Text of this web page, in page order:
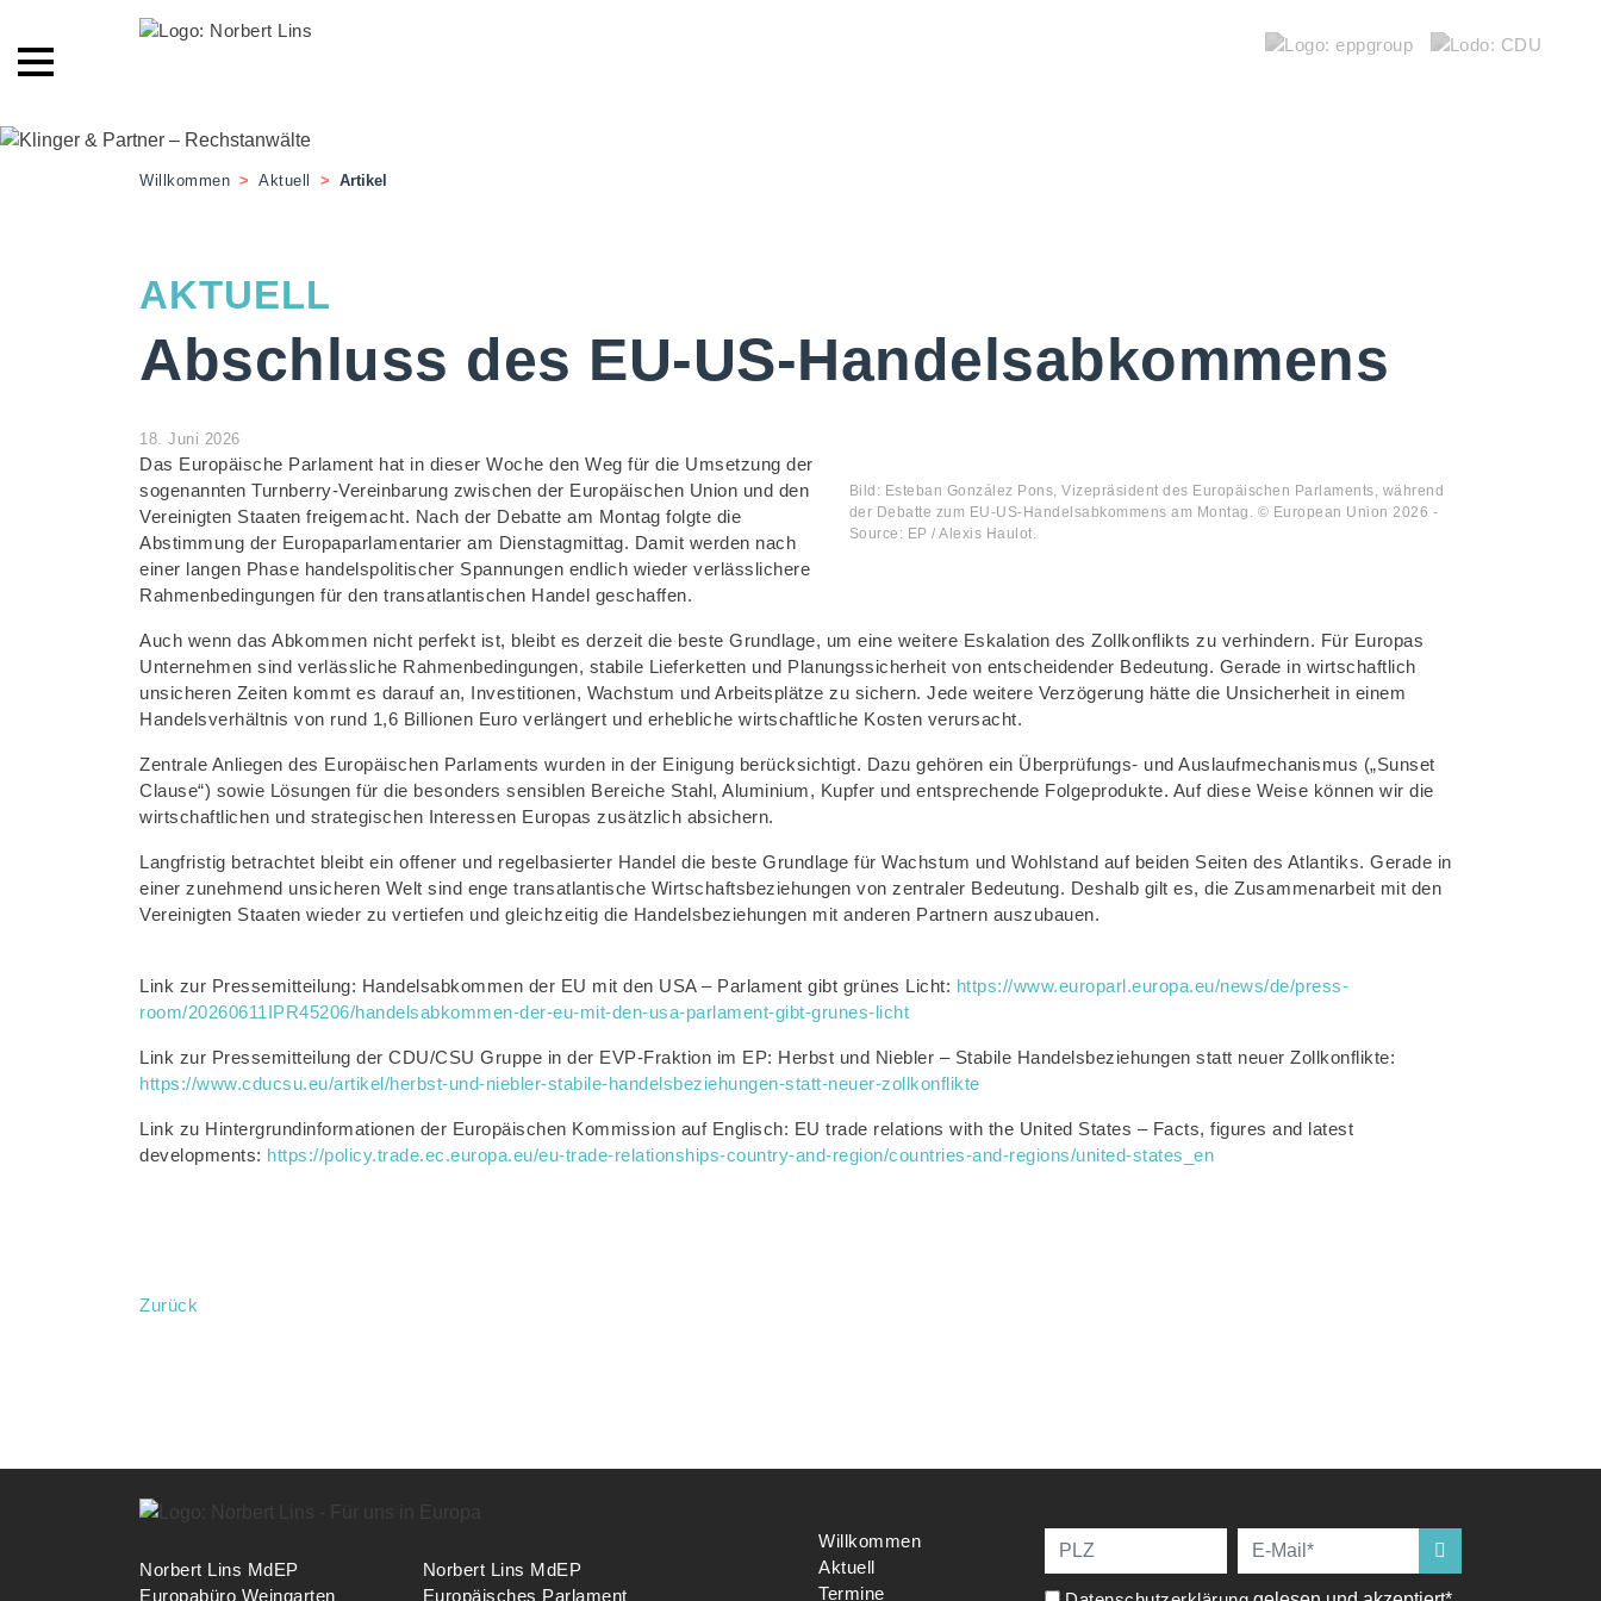
Willkommen > Aktuell > Artikel
AKTUELL
Abschluss des EU-US-Handelsabkommens
18. Juni 2026
Bild: Esteban González Pons, Vizepräsident des Europäischen Parlaments, während
der Debatte zum EU-US-Handelsabkommens am Montag. © European Union 2026 -
Source: EP / Alexis Haulot.
Das Europäische Parlament hat in dieser Woche den Weg für die Umsetzung der
sogenannten Turnberry-Vereinbarung zwischen der Europäischen Union und den
Vereinigten Staaten freigemacht. Nach der Debatte am Montag folgte die
Abstimmung der Europaparlamentarier am Dienstagmittag. Damit werden nach
einer langen Phase handelspolitischer Spannungen endlich wieder verlässlichere
Rahmenbedingungen für den transatlantischen Handel geschaffen.
Auch wenn das Abkommen nicht perfekt ist, bleibt es derzeit die beste Grundlage, um eine weitere Eskalation des Zollkonflikts zu verhindern. Für Europas
Unternehmen sind verlässliche Rahmenbedingungen, stabile Lieferketten und Planungssicherheit von entscheidender Bedeutung. Gerade in wirtschaftlich
unsicheren Zeiten kommt es darauf an, Investitionen, Wachstum und Arbeitsplätze zu sichern. Jede weitere Verzögerung hätte die Unsicherheit in einem
Handelsverhältnis von rund 1,6 Billionen Euro verlängert und erhebliche wirtschaftliche Kosten verursacht.
Zentrale Anliegen des Europäischen Parlaments wurden in der Einigung berücksichtigt. Dazu gehören ein Überprüfungs- und Auslaufmechanismus („Sunset
Clause“) sowie Lösungen für die besonders sensiblen Bereiche Stahl, Aluminium, Kupfer und entsprechende Folgeprodukte. Auf diese Weise können wir die
wirtschaftlichen und strategischen Interessen Europas zusätzlich absichern.
Langfristig betrachtet bleibt ein offener und regelbasierter Handel die beste Grundlage für Wachstum und Wohlstand auf beiden Seiten des Atlantiks. Gerade in
einer zunehmend unsicheren Welt sind enge transatlantische Wirtschaftsbeziehungen von zentraler Bedeutung. Deshalb gilt es, die Zusammenarbeit mit den
Vereinigten Staaten wieder zu vertiefen und gleichzeitig die Handelsbeziehungen mit anderen Partnern auszubauen.
Link zur Pressemitteilung: Handelsabkommen der EU mit den USA – Parlament gibt grünes Licht: https://www.europarl.europa.eu/news/de/press-
room/20260611IPR45206/handelsabkommen-der-eu-mit-den-usa-parlament-gibt-grunes-licht
Link zur Pressemitteilung der CDU/CSU Gruppe in der EVP-Fraktion im EP: Herbst und Niebler – Stabile Handelsbeziehungen statt neuer Zollkonflikte:
https://www.cducsu.eu/artikel/herbst-und-niebler-stabile-handelsbeziehungen-statt-neuer-zollkonflikte
Link zu Hintergrundinformationen der Europäischen Kommission auf Englisch: EU trade relations with the United States – Facts, figures and latest
developments: https://policy.trade.ec.europa.eu/eu-trade-relationships-country-and-region/countries-and-regions/united-states_en
Zurück
Norbert Lins MdEP
Europabüro Weingarten
Norbert Lins MdEP
Europäisches Parlament
Willkommen
Aktuell
Termine